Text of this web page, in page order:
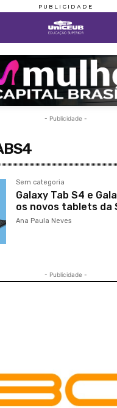
- Publicidade -
Sem categoria
Galaxy Tab S4 e
os novos tablets da
Ana Paula Neves
- Publicidade -